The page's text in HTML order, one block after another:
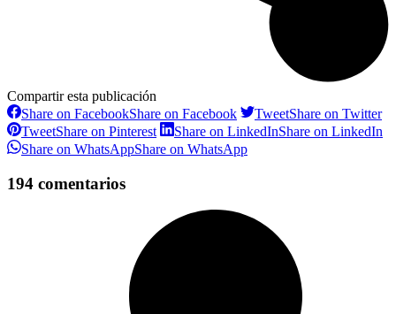
Compartir esta publicación
Share on FacebookShare on Facebook TweetShare on Twitter
TweetShare on Pinterest Share on LinkedInShare on LinkedIn
Share on WhatsAppShare on WhatsApp
194 comentarios